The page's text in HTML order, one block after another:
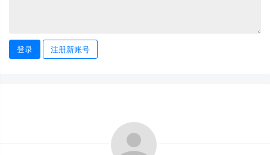
登录 注册新账号